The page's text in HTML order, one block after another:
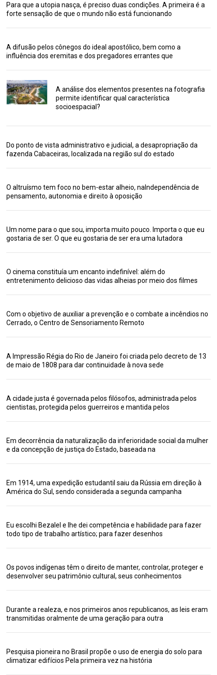
Para que a utopia nasça, é preciso duas condições. A primeira é a
forte sensação de que o mundo não está funcionando
A difusão pelos cônegos do ideal apostólico, bem como a
influência dos eremitas e dos pregadores errantes que
A análise dos elementos presentes na fotografia
permite identificar qual característica
socioespacial?
Do ponto de vista administrativo e judicial, a desapropriação da
fazenda Cabaceiras, localizada na região sul do estado
O altruísmo tem foco no bem-estar alheio, naIndependência de
pensamento, autonomia e direito à oposição
Um nome para o que sou, importa muito pouco. Importa o que eu
gostaria de ser. O que eu gostaria de ser era uma lutadora
O cinema constituía um encanto indefinível: além do
entretenimento delicioso das vidas alheias por meio dos filmes
Com o objetivo de auxiliar a prevenção e o combate a incêndios no
Cerrado, o Centro de Sensoriamento Remoto
A Impressão Régia do Rio de Janeiro foi criada pelo decreto de 13
de maio de 1808 para dar continuidade à nova sede
A cidade justa é governada pelos filósofos, administrada pelos
cientistas, protegida pelos guerreiros e mantida pelos
Em decorrência da naturalização da inferioridade social da mulher
e da concepção de justiça do Estado, baseada na
Em 1914, uma expedição estudantil saiu da Rússia em direção à
América do Sul, sendo considerada a segunda campanha
Eu escolhi Bezalel e lhe dei competência e habilidade para fazer
todo tipo de trabalho artístico; para fazer desenhos
Os povos indígenas têm o direito de manter, controlar, proteger e
desenvolver seu patrimônio cultural, seus conhecimentos
Durante a realeza, e nos primeiros anos republicanos, as leis eram
transmitidas oralmente de uma geração para outra
Pesquisa pioneira no Brasil propõe o uso de energia do solo para
climatizar edifícios Pela primeira vez na história